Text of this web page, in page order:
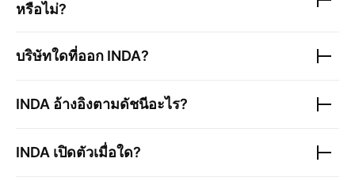
หรือไม่?
บริษัทใดที่ออก INDA?
INDA อ้างอิงตามดัชนีอะไร?
INDA เปิดตัวเมื่อใด?